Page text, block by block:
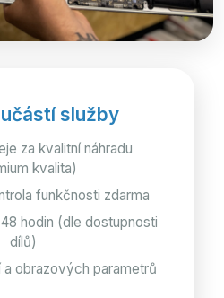
služby
za kvalitní náhradu
kvalita)
funkčnosti zdarma
hodin (dle dostupnosti
dílů)
obrazových parametrů